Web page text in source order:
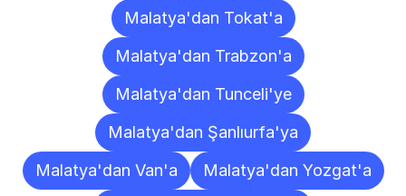
Malatya'dan Tokat'a
Malatya'dan Trabzon'a
Malatya'dan Tunceli'ye
Malatya'dan Şanlıurfa'ya
Malatya'dan Van'a
Malatya'dan Yozgat'a